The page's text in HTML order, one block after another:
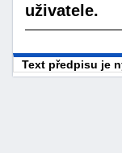
uživatele.
Text předpisu je